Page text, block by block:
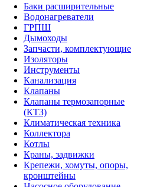
Баки расширительные
Водонагреватели
ГРПШ
Дымоходы
Запчасти, комплектующие
Изоляторы
Инструменты
Канализация
Клапаны
Клапаны термозапорные
(КТЗ)
Климатическая техника
Коллектора
Котлы
Краны, задвижки
Крепежи, хомуты, опоры,
кронштейны